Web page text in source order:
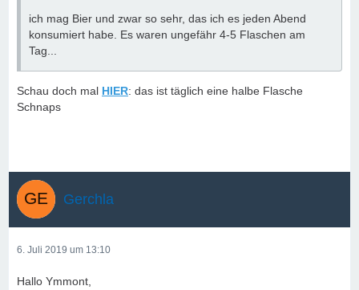
ich mag Bier und zwar so sehr, das ich es jeden Abend
konsumiert habe. Es waren ungefähr 4-5 Flaschen am
Tag...
Schau doch mal HIER: das ist täglich eine halbe Flasche
Schnaps
Gerchla
6. Juli 2019 um 13:10
Hallo Ymmont,